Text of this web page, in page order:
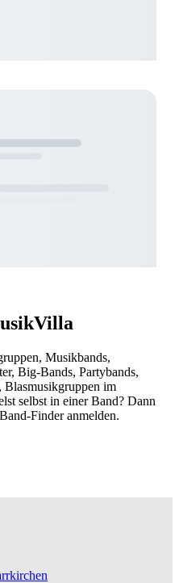
Musikbands,
Big-Bands, Partybands,
Blasmusikgruppen im
selbst in einer Band? Dann
Finder anmelden.